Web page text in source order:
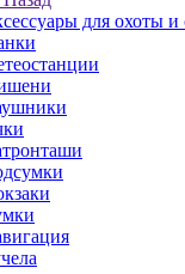
для охоты и